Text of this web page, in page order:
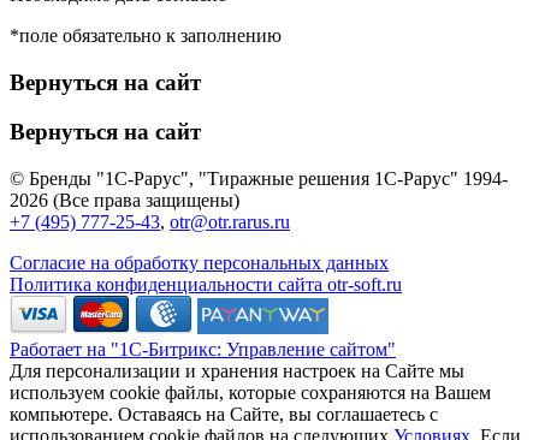
*поле обязательно к заполнению
Вернуться на сайт
Вернуться на сайт
© Бренды "1С-Рарус", "Тиражные решения 1С-Рарус" 1994-
2026 (Все права защищены)
+7 (495) 777-25-43, otr@otr.rarus.ru
Согласие на обработку персональных данных
Политика конфиденциальности сайта otr-soft.ru
Работает на "1С-Битрикс: Управление сайтом"
Для персонализации и хранения настроек на Сайте мы
используем cookie файлы, которые сохраняются на Вашем
компьютере. Оставаясь на Сайте, вы соглашаетесь с
использованием cookie файлов на следующих Условиях . Если